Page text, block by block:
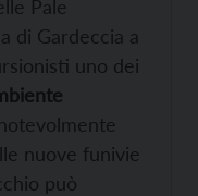
Pale
di Gardeccia a
uno dei
nuove funivie
può